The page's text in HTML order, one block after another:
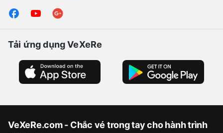
Tải ứng dụng VeXeRe
VeXeRe.com - Chắc vé trong tay cho hành trình